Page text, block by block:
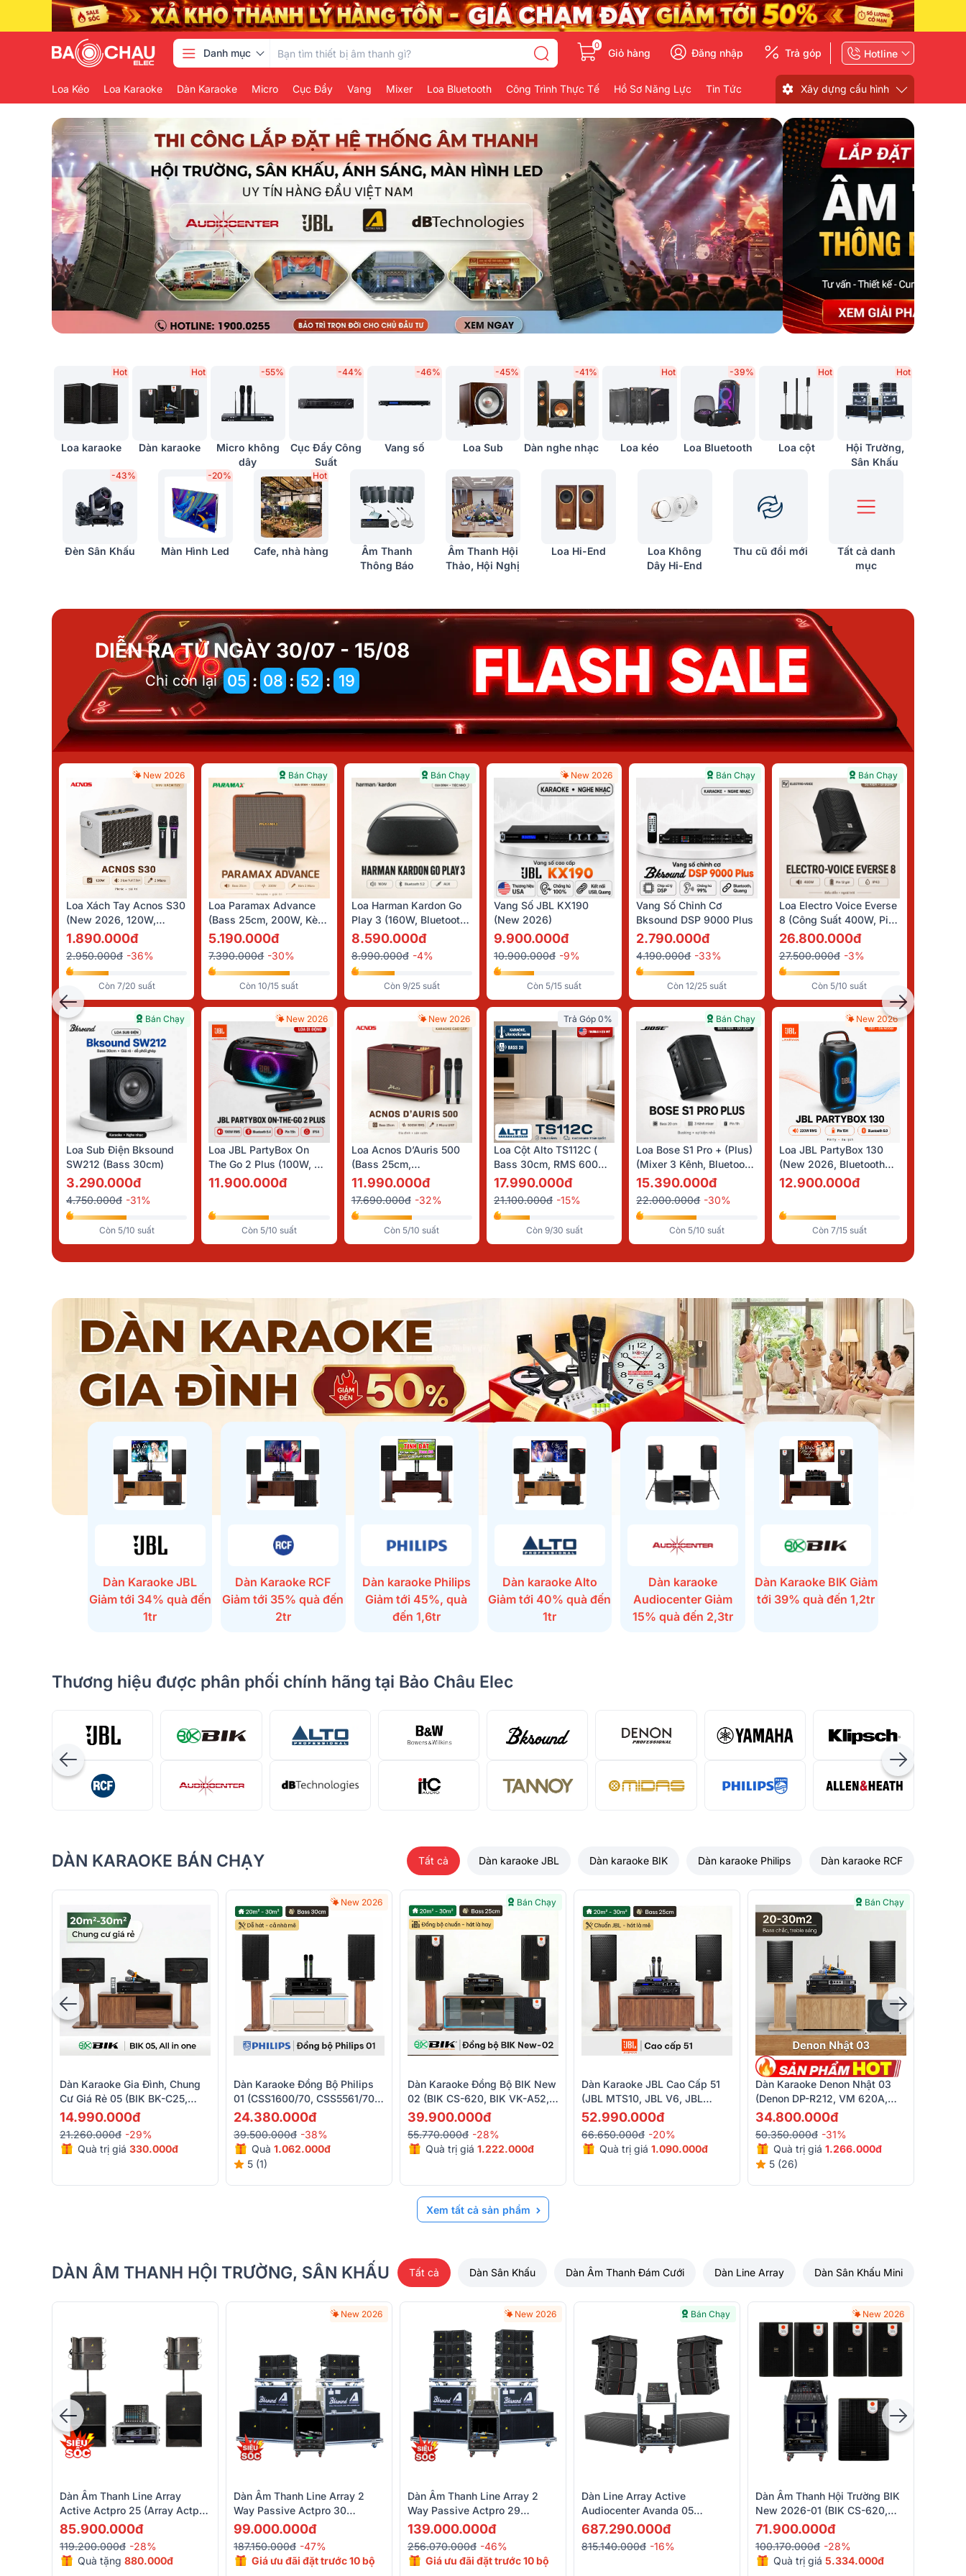
Danh mục
0
Giỏ hàng Đăng nhập Trả góp Hotline
Loa Kéo Loa Karaoke Dàn Karaoke Micro Cục Đẩy Vang Mixer Loa Bluetooth Công Trình Thực Tế Hồ Sơ Năng Lực Tin Tức Xây dựng cấu hình
Hot
Loa karaoke
Hot
Dàn karaoke
-55%
Micro không
dây
-44%
Cục Đẩy Công
Suất
-46%
Vang số
-45%
Loa Sub
-41%
Dàn nghe nhạc
Hot
Loa kéo
-39%
Loa Bluetooth
Hot
Loa cột
Hot
Hội Trường,
Sân Khấu
-43%
Đèn Sân Khấu
-20%
Màn Hình Led
Hot
Cafe, nhà hàng
Âm Thanh
Thông Báo
Âm Thanh Hội
Thảo, Hội Nghị
Loa Hi-End
Loa Không
Dây Hi-End
Thu cũ đổi mới
Tất cả danh
mục
DIỄN RA TỪ NGÀY 30/07 - 15/08
Chỉ còn lại 05 : 08 : 52 : 17
New 2026
Loa Xách Tay Acnos S30
(New 2026, 120W,
Bluetooth 5.0, Kèm 2 Tay
1.890.000đ
2.950.000đ -36%
Còn 7/20 suất
Bán Chạy
Loa Sub Điện Bksound
SW212 (bass 30cm)
3.290.000đ
4.750.000đ -31%
Còn 5/10 suất
Bán Chạy
Loa Paramax Advance
(Bass 25cm, 200W, Kèm
2 Micro)
5.190.000đ
7.390.000đ -30%
Còn 10/15 suất
New 2026
Loa JBL PartyBox On
The Go 2 Plus (100W, Pin
15h, Kèm 2 Micro)
11.900.000đ
Còn 5/10 suất
Bán Chạy
Loa Harman Kardon Go
Play 3 (160W, Bluetooth
5.2, AUX)
8.590.000đ
8.990.000đ -4%
Còn 9/25 suất
New 2026
Loa Acnos D’Auris 500
(Bass 25cm,
500W/2000W, Bluetooth
11.990.000đ
17.690.000đ -32%
Còn 5/10 suất
New 2026
Vang Số JBL KX190
(New 2026)
9.900.000đ
10.900.000đ -9%
Còn 5/15 suất
Trả Góp 0%
Loa Cột Alto TS112C (
Bass 30cm, RMS 600W,
Tích Hợp Mixer 5 Kênh,
17.990.000đ
21.100.000đ -15%
Còn 9/30 suất
Bán Chạy
Vang Số Chỉnh Cơ
Bksound DSP 9000 Plus
2.790.000đ
4.190.000đ -33%
Còn 12/25 suất
Bán Chạy
Loa Bose S1 Pro + (Plus)
(Mixer 3 Kênh, Bluetooth,
AUX, All-In-One)
15.390.000đ
22.000.000đ -30%
Còn 5/10 suất
Bán Chạy
Loa Electro Voice Everse
8 (Công Suất 400W, Pin
12 Giờ, Chống Nước
26.800.000đ
27.500.000đ -3%
Còn 5/10 suất
New 2026
Loa JBL PartyBox 130
(New 2026, Bluetooth
6.0, IPX4, AI Sound
12.900.000đ
Còn 7/15 suất
Dàn Karaoke JBL
Giảm tới 34% quà đến
1tr
Dàn Karaoke RCF
Giảm tới 35% quà đến
2tr
Dàn karaoke Philips
Giảm tới 45%, quà
đến 1,6tr
Dàn karaoke Alto
Giảm tới 40% quà đến
1tr
Dàn karaoke
Audiocenter Giảm
15% quà đến 2,3tr
Dàn Karaoke BIK Giảm
tới 39% quà đến 1,2tr
Thương hiệu được phân phối chính hãng tại Bảo Châu Elec
DÀN KARAOKE BÁN CHẠY Tất cả Dàn karaoke JBL Dàn karaoke BIK Dàn karaoke Philips Dàn karaoke RCF
Dàn Karaoke Gia Đình, Chung
Cư Giá Rẻ 05 (BIK BK-C25,
Bksound DKA 5500)
14.990.000đ
21.260.000đ -29%
Quà trị giá 330.000đ
New 2026
Dàn Karaoke Đồng Bộ Philips
01 (CSS1600/70, CSS5561/70,
CSS3752/70, CSS3331/70)
24.380.000đ
39.500.000đ -38%
Quà 1.062.000đ
5 (1)
Bán Chạy
Dàn Karaoke Đồng Bộ BIK New
02 (BIK CS-620, BIK VK-A52,
BIK VK-R51, BIK BBK-W25A,
39.900.000đ
55.770.000đ -28%
Quà trị giá 1.222.000đ
Dàn Karaoke JBL Cao Cấp 51
(JBL MTS10, JBL V6, JBL
KX190, JBL VM300)
52.990.000đ
66.650.000đ -20%
Quà trị giá 1.090.000đ
Bán Chạy
Dàn Karaoke Denon Nhật 03
(Denon DP-R212, VM 620A,
Bksound X6 Luxury, BKSound
34.800.000đ
50.350.000đ -31%
Quà trị giá 1.266.000đ
5 (26)
Xem tất cả sản phẩm
DÀN ÂM THANH HỘI TRƯỜNG, SÂN KHẤU Tất cả Dàn Sân Khấu Dàn Âm Thanh Đám Cưới Dàn Line Array Dàn Sân Khấu Mini
Dàn Âm Thanh Line Array
Active Actpro 25 (Array Actpro
A602, Alto Truemix 800FX,
M200)
85.900.000đ
119.200.000đ -28%
Quà tặng 880.000đ
New 2026
Dàn Âm Thanh Line Array 2
Way Passive Actpro 30
(Actpro KR210F New, KR28F
UTA1804DSP,...)
99.000.000đ
187.150.000đ -47%
Giá ưu đãi đặt trước 10 bộ
New 2026
Dàn Âm Thanh Line Array 2
Way Passive Actpro 29
(KR210F New, KR28F New,
Alto TMD16, VIP 3000)
139.000.000đ
256.070.000đ -46%
Giá ưu đãi đặt trước 10 bộ
Bán Chạy
Dàn Line Array Active
Audiocenter Avanda 05
(Audiocenter Avanda 210A,
Live, BCE VIP6000...)
687.290.000đ
815.140.000đ -16%
New 2026
Dàn Âm Thanh Hội Trường BIK
New 2026-01 (BIK CS-620,
BIK VM640A, Alto TMD16, BIK
71.900.000đ
100.170.000đ -28%
Quà trị giá 5.334.000đ